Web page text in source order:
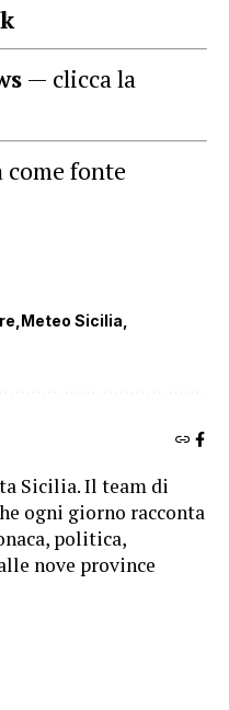
— clicca la
fonte
Meteo Sicilia
Sicilia. Il team di
ogni giorno racconta
politica,
nove province